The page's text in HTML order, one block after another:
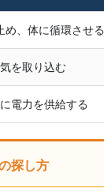
め、体に循環させる
を取り込む
電力を供給する
探し方